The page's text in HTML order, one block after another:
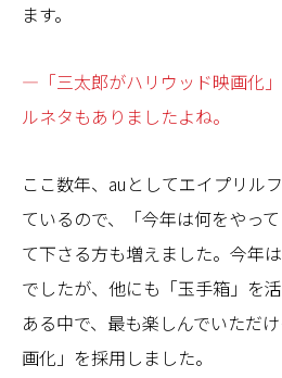
ます。
—「三太郎がハリウッド映画化
ルネタもありましたよね。
ここ数年、auとしてエイプリル
ているので、「今年は何をやっ
て下さる方も増えました。今年
でしたが、他にも「玉手箱」を
ある中で、最も楽しんでいただ
画化」を採用しました。